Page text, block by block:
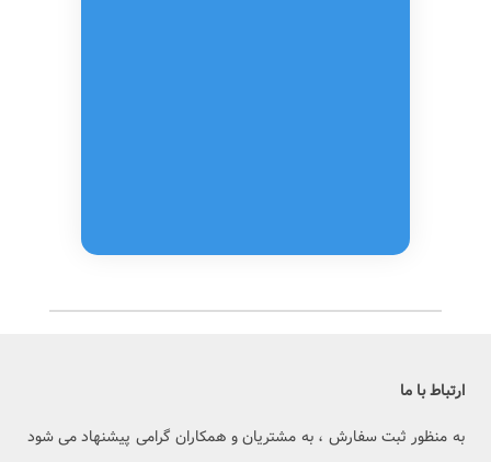
ارتباط با ما
به منظور ثبت سفارش ، به مشتریان و همکاران گرامی پیشنهاد می شود